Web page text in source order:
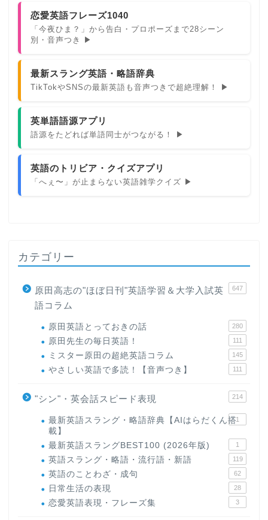
恋愛英語フレーズ1040
「今夜ひま？」から告白・プロポーズまで28シーン
別・音声つき ▶
最新スラング英語・略語辞典
TikTokやSNSの最新英語も音声つきで超絶理解！ ▶
英単語語源アプリ
語源をたどれば単語同士がつながる！ ▶
英語のトリビア・クイズアプリ
「へぇ〜」が止まらない英語雑学クイズ ▶
カテゴリー
原田高志の"ほぼ日刊"英語学習＆大学入試英
語コラム
647
原田英語とっておきの話 280
原田先生の毎日英語！ 111
ミスター原田の超絶英語コラム 145
やさしい英語で多読！【音声つき】 111
"シン"・英会話スピード表現 214
最新英語スラング・略語辞典【AIはらだくん搭
載】
1
最新英語スラングBEST100 (2026年版) 1
英語スラング・略語・流行語・新語 119
英語のことわざ・成句 62
日常生活の表現 28
恋愛英語表現・フレーズ集 3